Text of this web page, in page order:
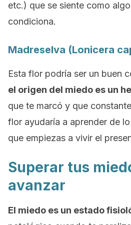
etc.) que se siente como
condiciona.
Madreselva (Lonicera
Esta flor podría ser un buen
el origen del miedo es un
que te marcó y que
flor ayudaría a aprender de
que empiezas a vivir el
Superar tus
avanzar
El miedo es un estado